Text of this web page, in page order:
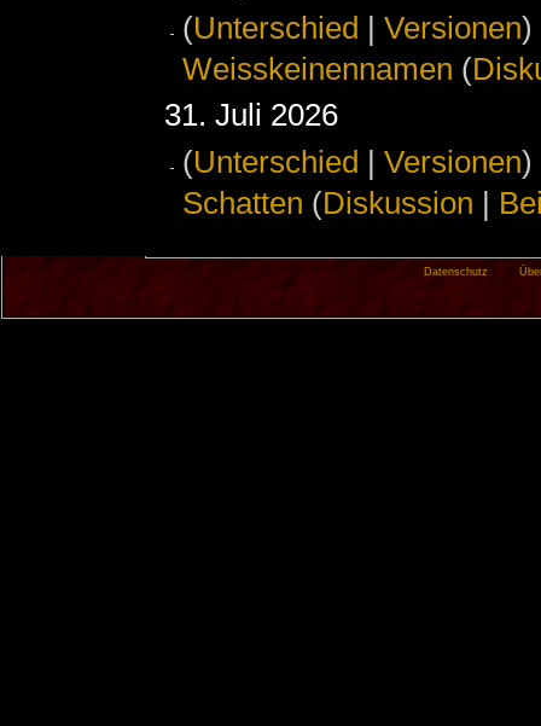
(Unterschied | Versionen)
Weisskeinennamen (
31. Juli 2026
(Unterschied | Versionen)
Schatten (Diskussion |
Datenschutz